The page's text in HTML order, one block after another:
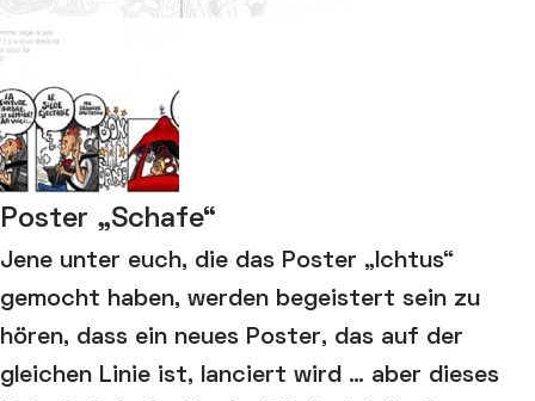
Poster „Schafe“
Jene unter euch, die das Poster „Ichtus“
gemocht haben, werden begeistert sein zu
hören, dass ein neues Poster, das auf der
gleichen Linie ist, lanciert wird … aber dieses